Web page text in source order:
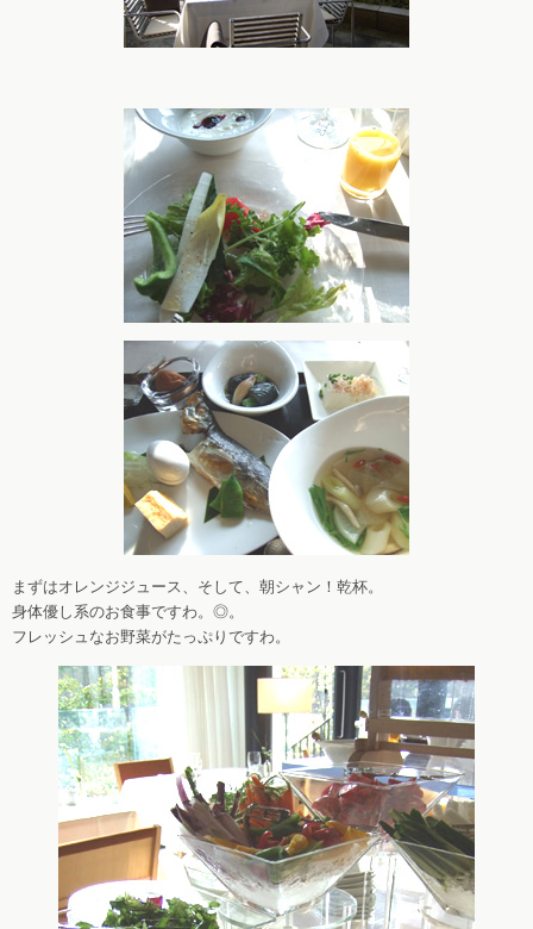
まずはオレンジジュース、そして、朝シャン！乾杯。
身体優し系のお食事ですわ。◎。
フレッシュなお野菜がたっぷりですわ。